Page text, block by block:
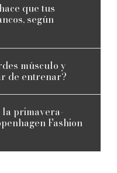
que tus
según
músculo y
de entrenar?
primavera-
Fashion